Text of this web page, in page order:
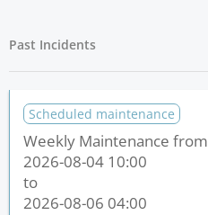
Past Incidents
Scheduled maintenance
Weekly Maintenance from
2026-08-04 10:00
to
2026-08-06 04:00